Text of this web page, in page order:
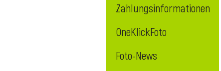
Zahlungsinformationen
OneKlickFoto
Foto-News